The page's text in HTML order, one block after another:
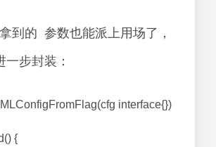
到的 参数也能派上用场了，
步封装：
interface{})
{